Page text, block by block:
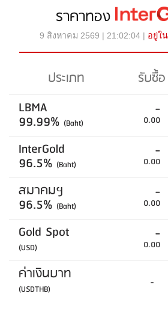
ราคาทอง
9 สิงหาคม 2569 | 21:02:04 | อยู่ใ
ประเภท รับซื้อ
LBMA
99.99% (Baht)
-
0.00
InterGold
96.5% (Baht)
-
0.00
สมาคมฯ
96.5% (Baht)
-
0.00
Gold Spot
(USD)
-
0.00
ค่าเงินบาท
(USDTHB) -